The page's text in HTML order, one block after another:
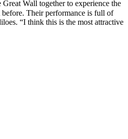
Wall together to experience the
Their performance is full of
“I think this is the most attractive